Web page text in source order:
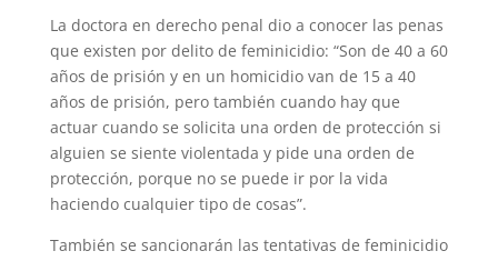
La doctora en derecho penal dio a conocer las penas
que existen por delito de feminicidio: “Son de 40 a 60
años de prisión y en un homicidio van de 15 a 40
años de prisión, pero también cuando hay que
actuar cuando se solicita una orden de protección si
alguien se siente violentada y pide una orden de
protección, porque no se puede ir por la vida
haciendo cualquier tipo de cosas”.
También se sancionarán las tentativas de feminicidio